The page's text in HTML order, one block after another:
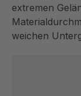
extremen
weichen